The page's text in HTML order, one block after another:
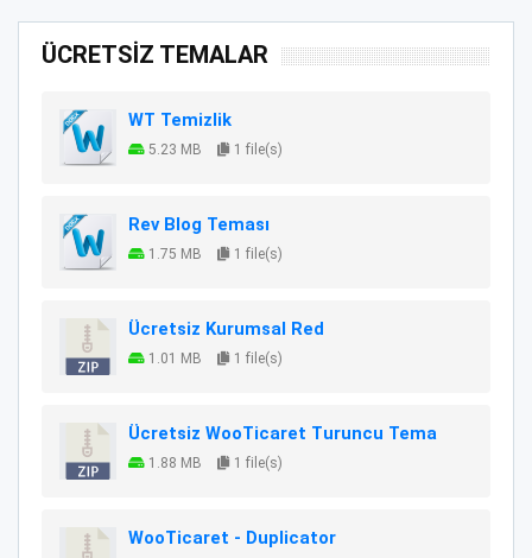
ÜCRETSİZ TEMALAR
WT Temizlik
5.23 MB 1 file(s)
Rev Blog Teması
1.75 MB 1 file(s)
Ücretsiz Kurumsal Red
1.01 MB 1 file(s)
Ücretsiz WooTicaret Turuncu Tema
1.88 MB 1 file(s)
WooTicaret - Duplicator